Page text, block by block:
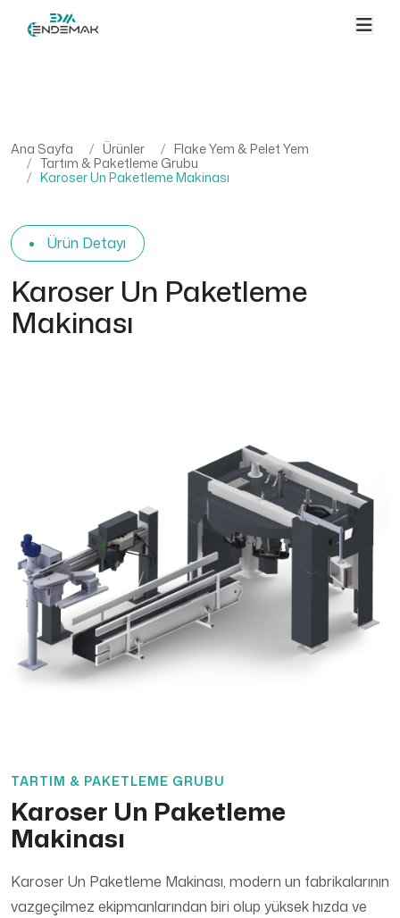
Ana Sayfa Ürünler
Flake Yem & Pelet Yem
Tartım & Paketleme Grubu
Karoser Un Paketleme Makinası
Ürün Detayı
Karoser Un Paketleme
Makinası
TARTIM & PAKETLEME GRUBU
Karoser Un Paketleme
Makinası
Karoser Un Paketleme Makinası, modern un fabrikalarının
vazgeçilmez ekipmanlarından biri olup yüksek hızda ve